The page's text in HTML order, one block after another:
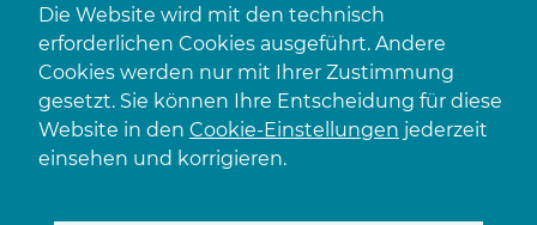
Die Website wird mit den technisch
erforderlichen Cookies ausgeführt. Andere
Cookies werden nur mit Ihrer Zustimmung
gesetzt. Sie können Ihre Entscheidung für diese
Website in den Cookie-Einstellungen jederzeit
einsehen und korrigieren.